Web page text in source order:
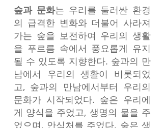
숲과 문화는 우리를 둘러싼 환경
의 급격한 변화와 더불어 사라져
가는 숲을 보전하여 우리의 생활
을 푸르름 속에서 풍요롭게 유지
될 수 있도록 지향한다. 숲과의 만
남에서 우리의 생활이 비롯되었
고, 숲과의 만남에서부터 우리의
문화가 시작되었다. 숲은 우리에
게 양식을 주었고, 생명의 물을 주
었으며, 안식처를 주었다. 숲은 생